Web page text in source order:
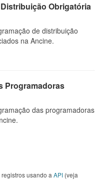
Obrigatória
de distribuição
na Ancine.
Programadoras
das programadoras
usando a API (veja